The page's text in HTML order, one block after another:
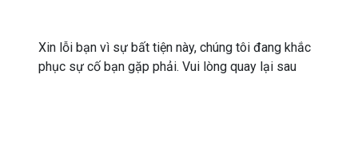
Xin lỗi bạn vì sự bất tiện này, chúng tôi đang khắc
phục sự cố bạn gặp phải. Vui lòng quay lại sau